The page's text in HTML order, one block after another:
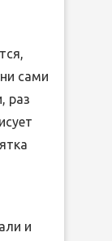
сами
раз
и